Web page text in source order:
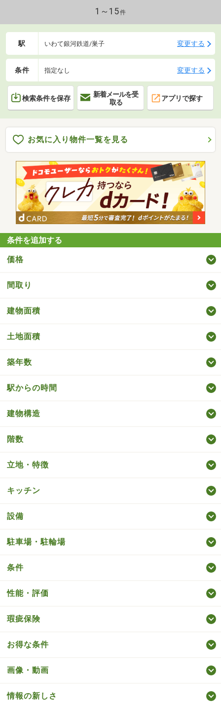
1～15件
駅 いわて銀河鉄道/巣子 変更する
条件 指定なし 変更する
検索条件を保存
新着メールを受
取る
アプリで探す
お気に入り物件一覧を見る
条件を追加する
価格
間取り
建物面積
土地面積
築年数
駅からの時間
建物構造
階数
立地・特徴
キッチン
設備
駐車場・駐輪場
条件
性能・評価
瑕疵保険
お得な条件
画像・動画
情報の新しさ